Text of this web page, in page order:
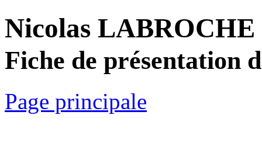
Nicolas LABROCHE
Fiche de présentation
Page principale